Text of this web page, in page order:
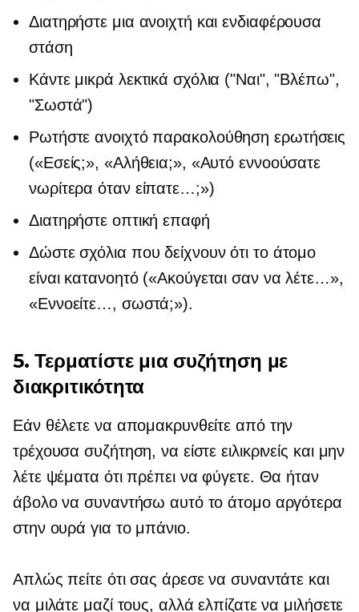
Διατηρήστε μια ανοιχτή και ενδιαφέρουσα
στάση
Κάντε μικρά λεκτικά σχόλια ("Ναι", "Βλέπω",
"Σωστά")
Ρωτήστε ανοιχτόπαρακολούθηση ερωτήσεις
(«Εσείς;», «Αλήθεια;», «Αυτό εννοούσατε
νωρίτερα όταν είπατε…;»)
Διατηρήστε οπτική επαφή
Δώστε σχόλια που δείχνουν ότι το άτομο
είναι κατανοητό («Ακούγεται σαν να λέτε…»,
«Εννοείτε…, σωστά;»).
5. Τερματίστε μια συζήτηση με
διακριτικότητα
Εάν θέλετε να απομακρυνθείτε από την
τρέχουσα συζήτηση, να είστε ειλικρινείς και μην
λέτε ψέματα ότι πρέπει να φύγετε. Θα ήταν
άβολο να συναντήσω αυτό το άτομο αργότερα
στην ουρά για το μπάνιο.
Απλώς πείτε ότι σας άρεσε να συναντάτε και
να μιλάτε μαζί τους, αλλά ελπίζατε να μιλήσετε